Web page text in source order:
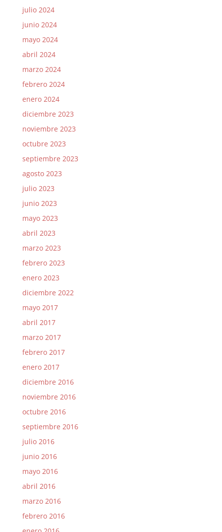
julio 2024
junio 2024
mayo 2024
abril 2024
marzo 2024
febrero 2024
enero 2024
diciembre 2023
noviembre 2023
octubre 2023
septiembre 2023
agosto 2023
julio 2023
junio 2023
mayo 2023
abril 2023
marzo 2023
febrero 2023
enero 2023
diciembre 2022
mayo 2017
abril 2017
marzo 2017
febrero 2017
enero 2017
diciembre 2016
noviembre 2016
octubre 2016
septiembre 2016
julio 2016
junio 2016
mayo 2016
abril 2016
marzo 2016
febrero 2016